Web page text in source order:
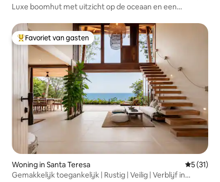
Luxe boomhut met uitzicht op de oceaan en een
Topfavoriet van gasten
Favoriet van gasten
Woning in Santa Teresa
5 (31)
Gemakkelijk toegankelijk | Rustig | Veilig | Verblijf in